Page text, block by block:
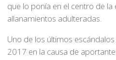
que lo ponía en el centro de
allanamientos adulteradas.
Uno de los últimos
2017 en la causa de